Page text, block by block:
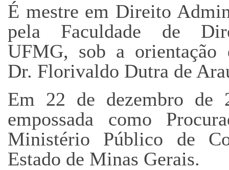
É mestre em Direito
pela Faculdade de
UFMG, sob a orientação
Dr. Florivaldo Dutra de
Em 22 de dezembro de
empossada como
Ministério Público de
Estado de Minas Gerais.